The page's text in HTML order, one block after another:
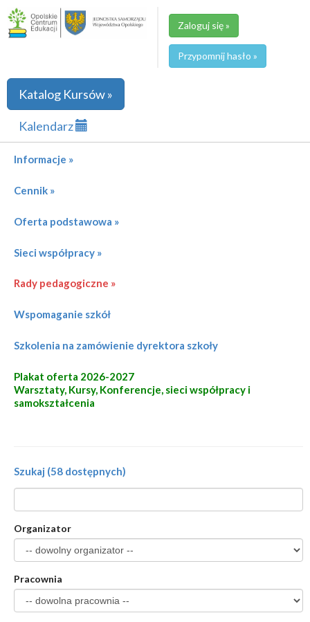
Zaloguj się »
Przypomnij hasło »
Katalog Kursów »
Kalendarz
Informacje »
Cennik »
Oferta podstawowa »
Sieci współpracy »
Rady pedagogiczne »
Wspomaganie szkół
Szkolenia na zamówienie dyrektora szkoły
Plakat oferta 2026-2027
Warsztaty, Kursy, Konferencje, sieci współpracy i
samokształcenia
Szukaj (58 dostępnych)
Organizator
Pracownia